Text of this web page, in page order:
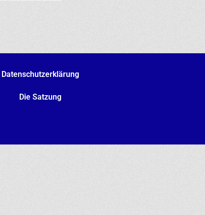
Datenschutzerklärung
Die Satzung